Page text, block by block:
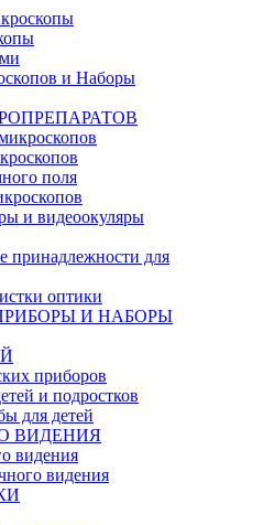
и Наборы
поля
и видеоокуляры
принадлежности для
оптики
И НАБОРЫ
приборов
и подростков
для детей
ВИДЕНИЯ
видения
видения